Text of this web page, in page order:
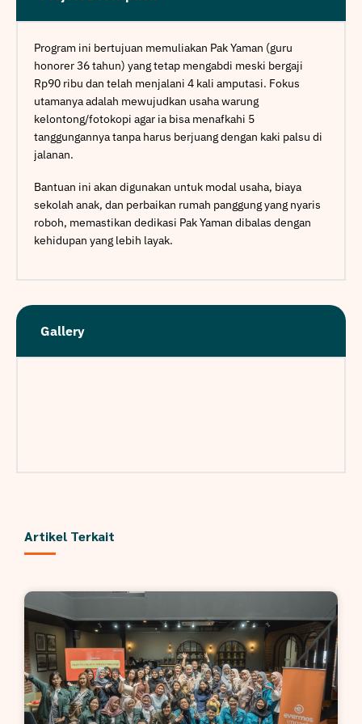
Program ini bertujuan memuliakan Pak Yaman (guru
honorer 36 tahun) yang tetap mengabdi meski bergaji
Rp90 ribu dan telah menjalani 4 kali amputasi. Fokus
utamanya adalah mewujudkan usaha warung
kelontong/fotokopi agar ia bisa menafkahi 5
tanggungannya tanpa harus berjuang dengan kaki palsu di
jalanan.
Bantuan ini akan digunakan untuk modal usaha, biaya
sekolah anak, dan perbaikan rumah panggung yang nyaris
roboh, memastikan dedikasi Pak Yaman dibalas dengan
kehidupan yang lebih layak.
Gallery
Artikel Terkait